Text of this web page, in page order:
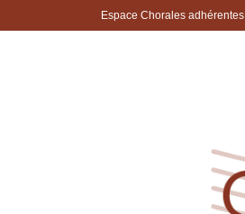
Espace Chorales adhérentes